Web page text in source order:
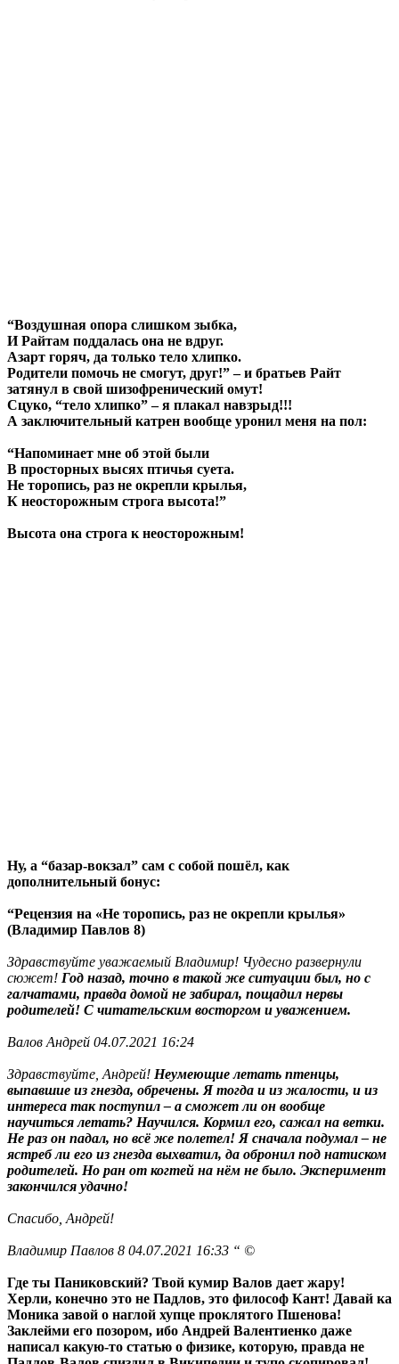
“Воздушная опора слишком зыбка,
И Райтам поддалась она не вдруг.
Азарт горяч, да только тело хлипко.
Родители помочь не смогут, друг!” – и братьев Райт
затянул в свой шизофренический омут!
Сцуко, “тело хлипко” – я плакал навзрыд!!!
А заключительный катрен вообще уронил меня на пол:
“Напоминает мне об этой были
В просторных высях птичья суета.
Не торопись, раз не окрепли крылья,
К неосторожным строга высота!”
Высота она строга к неосторожным!
Ну, а “базар-вокзал” сам с собой пошёл, как
дополнительный бонус:
“Рецензия на «Не торопись, раз не окрепли крылья»
(Владимир Павлов 8)
Здравствуйте уважаемый Владимир! Чудесно развернули
сюжет! Год назад, точно в такой же ситуации был, но с
галчатами, правда домой не забирал, пощадил нервы
родителей! С читательским восторгом и уважением.
Валов Андрей 04.07.2021 16:24
Здравствуйте, Андрей! Неумеющие летать птенцы,
выпавшие из гнезда, обречены. Я тогда и из жалости, и из
интереса так поступил – а сможет ли он вообще
научиться летать? Научился. Кормил его, сажал на ветки.
Не раз он падал, но всё же полетел! Я сначала подумал – не
ястреб ли его из гнезда выхватил, да обронил под натиском
родителей. Но ран от когтей на нём не было. Эксперимент
закончился удачно!
Спасибо, Андрей!
Владимир Павлов 8 04.07.2021 16:33 “ ©
Где ты Паниковский? Твой кумир Валов дает жару!
Херли, конечно это не Падлов, это философ Кант! Давай ка
Моника завой о наглой хупце проклятого Пшенова!
Заклейми его позором, ибо Андрей Валентиенко даже
написал какую-то статью о физике, которую, правда не